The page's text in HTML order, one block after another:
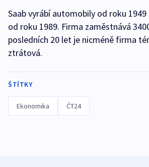
Saab vyrábí automobily od roku 1949
od roku 1989. Firma zaměstnává
posledních 20 let je nicméně firma
ztrátová.
ŠTÍTKY
Ekonomika ČT24